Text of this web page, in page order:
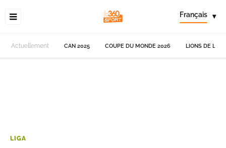
Français ▾
Actuellement CAN 2025 COUPE DU MONDE 2026 LIONS DE
LIGA